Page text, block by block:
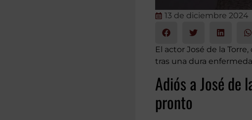
13 de diciembre 2024
El actor José de la
tras una dura
Adiós a José de
pronto